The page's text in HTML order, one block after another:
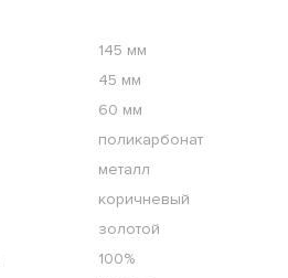
145 мм
45 мм
60 мм
поликарбонат
металл
коричневый
золотой
100%